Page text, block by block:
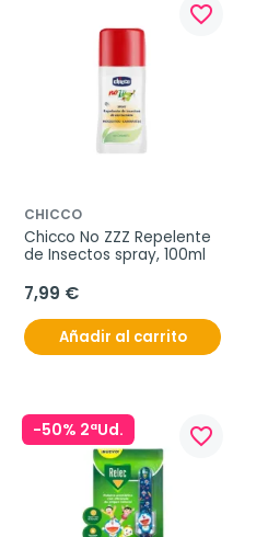
favorite_border
CHICCO
Chicco No ZZZ Repelente
de Insectos spray, 100ml
7,99 €
Añadir al carrito
-50% 2ªUd. favorite_border